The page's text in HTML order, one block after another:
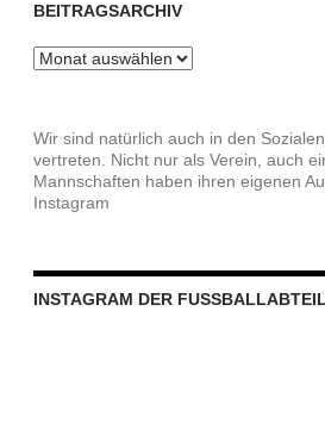
BEITRAGSARCHIV
Beitragsarchiv
Wir sind natürlich auch in den
vertreten. Nicht nur als Verein, auch
Mannschaften haben ihren eigenen
Instagram
INSTAGRAM DER